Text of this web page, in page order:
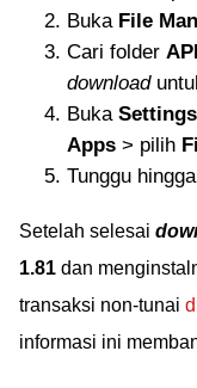
Buka File
Cari folder
download
Buka Settings
Apps > pilih
Tunggu
Setelah selesai
1.81 dan
transaksi non-tunai
informasi ini